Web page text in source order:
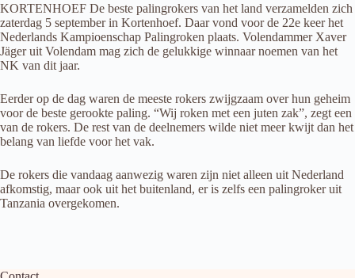
KORTENHOEF De beste palingrokers van het land verzamelden zich
zaterdag 5 september in Kortenhoef. Daar vond voor de 22e keer het
Nederlands Kampioenschap Palingroken plaats. Volendammer Xaver
Jäger uit Volendam mag zich de gelukkige winnaar noemen van het
NK van dit jaar.
Eerder op de dag waren de meeste rokers zwijgzaam over hun geheim
voor de beste gerookte paling. “Wij roken met een juten zak”, zegt een
van de rokers. De rest van de deelnemers wilde niet meer kwijt dan het
belang van liefde voor het vak.
De rokers die vandaag aanwezig waren zijn niet alleen uit Nederland
afkomstig, maar ook uit het buitenland, er is zelfs een palingroker uit
Tanzania overgekomen.